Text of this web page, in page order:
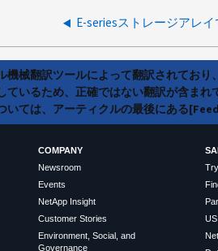
機械翻訳ツールによって翻訳されてお
ているため、正確ではない翻訳が含ま
いては、アーティクルの最後にある
COMPANY
Newsroom
Events
NetApp Insight
Customer Stories
Environment, Social, and
Governance